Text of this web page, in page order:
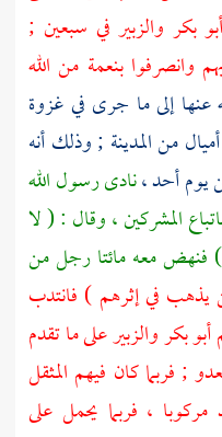
بكر والزبير في سبعين ;
وانصرفوا بنعمة من الله
عنها إلى ما جرى في غزوة
منالمدينة ; وذلك أنه
يومأحد،نادى رسول الله
المشركين ، وقال : ( لا
فنهض معه مائتا رجل من
يذهب في إثرهم ) فانتدب
أبو بكروالزبيرعلى ما تقدم
; فربما كان فيهم المثقل
، فربما يحمل على